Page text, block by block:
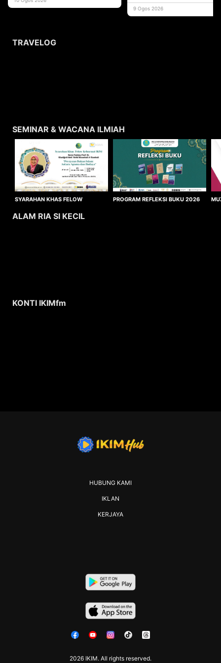
memperluas
9 Ogos 2026
TRAVELOG
SEMINAR & WACANA ILMIAH
SYARAHAN KHAS FELOW
PROGRAM REFLEKSI BUKU 2026
ALAM RIA SI KECIL
KONTI IKIMfm
2026 IKIM. All rights reserved.
HUBUNG KAMI
IKLAN
KERJAYA